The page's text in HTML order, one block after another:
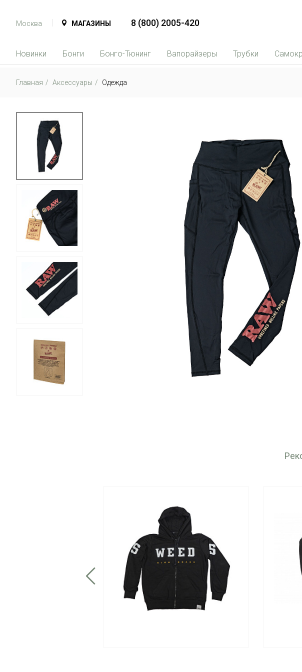
Москва МАГАЗИНЫ 8 (800) 2005-420
Новинки Бонги Бонго-Тюнинг Вапорайзеры Трубки
Главная Аксессуары Одежда